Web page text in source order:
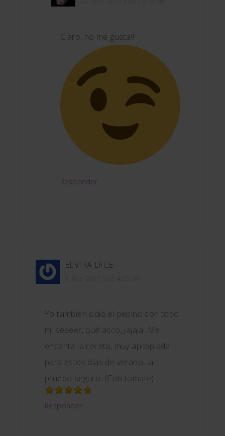
Claro, no me gusta!!
Responder
ELVIRA DICE
Yo también odio el pepino con todo
mi seeeer, qué asco, jajaja. Me
encanta la receta, muy apropiada
para estos días de verano, la
pruebo seguro. (Con tomate).
Responder